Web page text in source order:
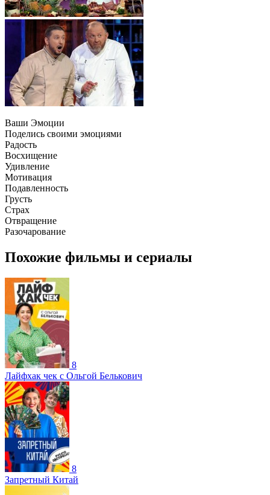
Ваши Эмоции
Поделись своими эмоциями
Радость
Восхищение
Удивление
Мотивация
Подавленность
Грусть
Страх
Отвращение
Разочарование
Похожие фильмы и сериалы
8
Лайфхак чек с Ольгой Белькович
8
Запретный Китай